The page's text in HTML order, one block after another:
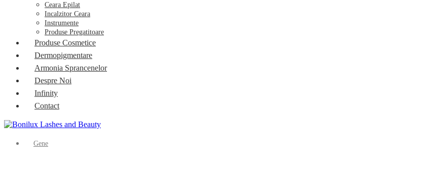
Ceara Epilat
Incalzitor Ceara
Instrumente
Produse Pregatitoare
Produse Cosmetice
Dermopigmentare
Armonia Sprancenelor
Despre Noi
Infinity
Contact
Gene